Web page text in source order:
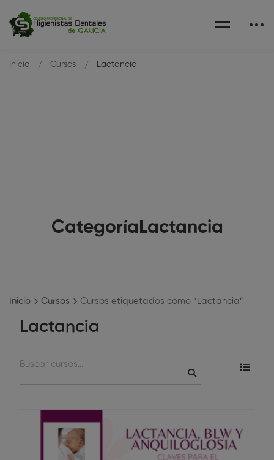
CategoríaLactancia
Inicio Cursos Lactancia
Inicio Cursos Cursos etiquetados como “Lactancia”
Lactancia